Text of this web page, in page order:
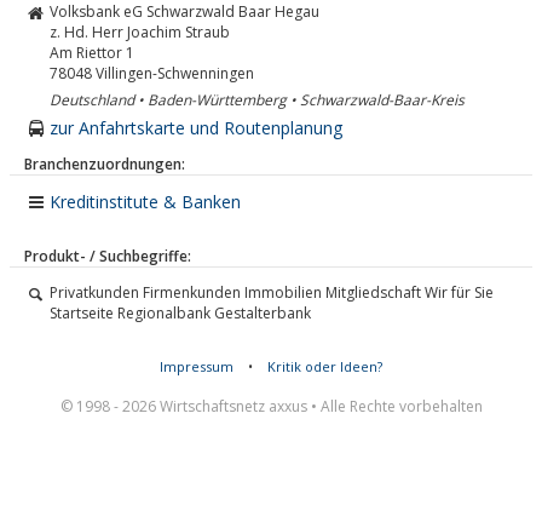
Volksbank eG Schwarzwald Baar Hegau
z. Hd. Herr Joachim Straub
Am Riettor 1
78048Villingen-Schwenningen
Deutschland • Baden-Württemberg • Schwarzwald-Baar-Kreis
zur Anfahrtskarte und Routenplanung
Branchenzuordnungen:
Kreditinstitute & Banken
Produkt- / Suchbegriffe:
Privatkunden Firmenkunden Immobilien Mitgliedschaft Wir für Sie
Startseite Regionalbank Gestalterbank
Impressum • Kritik oder Ideen?
© 1998 - 2026 Wirtschaftsnetz axxus • Alle Rechte vorbehalten